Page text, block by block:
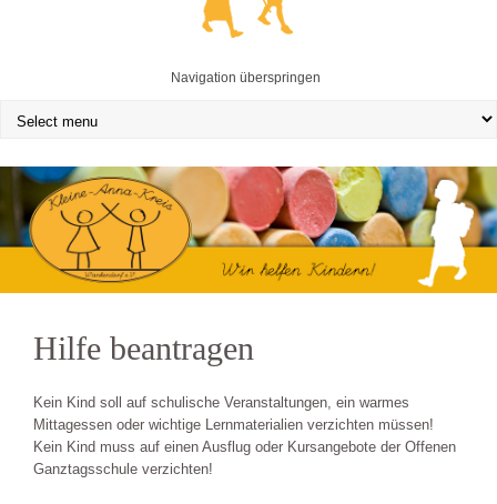
Navigation überspringen
Hilfe beantragen
Kein Kind soll auf schulische Veranstaltungen, ein warmes
Mittagessen oder wichtige Lernmaterialien verzichten müssen!
Kein Kind muss auf einen Ausflug oder Kursangebote der Offenen
Ganztagsschule verzichten!